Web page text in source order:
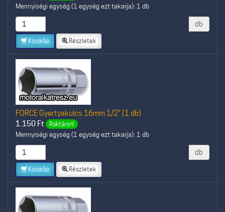
Mennyiségi egység (1 egység ezt takarja): 1 db
db
Kosárba Részletek
FORCE Gyertyakulcs 16mm 1/2" (1 db)
1.150 Ft Raktáron!
Mennyiségi egység (1 egység ezt takarja): 1 db
db
Kosárba Részletek